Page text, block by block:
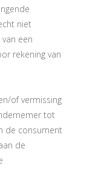
niet
een
rekening van
of vermissing
tot
de consument
de